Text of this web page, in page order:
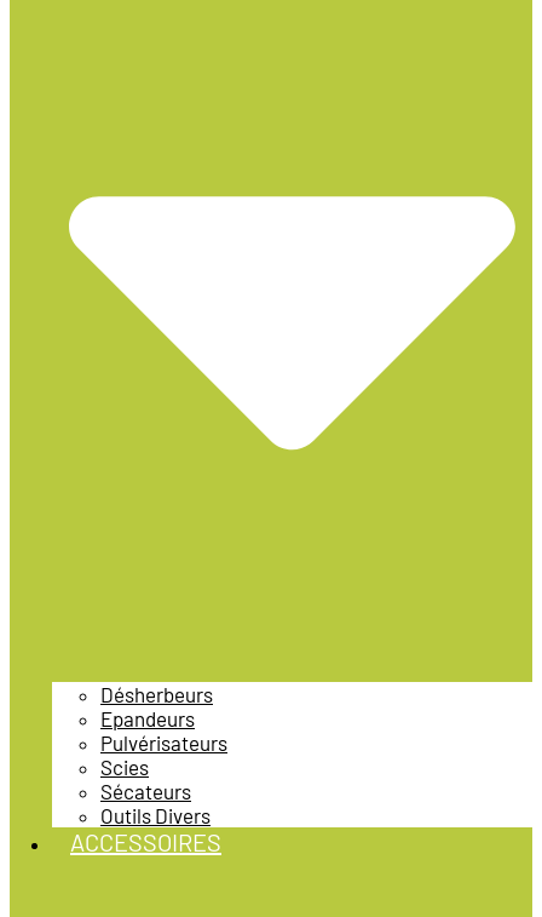
Désherbeurs
Epandeurs
Pulvérisateurs
Scies
Sécateurs
Outils Divers
ACCESSOIRES